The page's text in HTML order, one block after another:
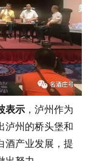
表示 ，泸州作为
泸州的桥头堡和
酒产业发展，提